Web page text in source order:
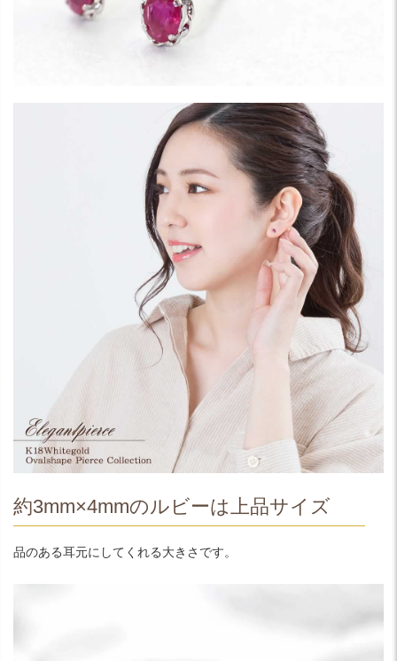
約3mm×4mmのルビーは上品サイズ
品のある耳元にしてくれる大きさです。